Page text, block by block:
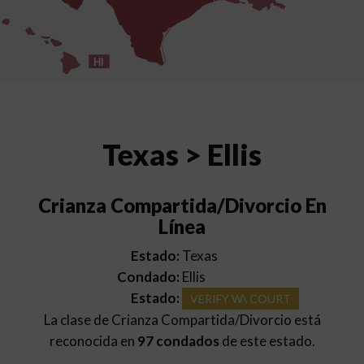
HI
Texas > Ellis
Crianza Compartida/Divorcio En
Línea
Estado: Texas
Condado: Ellis
Estado:
VERIFY W\ COURT
La clase de Crianza Compartida/Divorcio está
reconocida en 97 condadosde este estado.